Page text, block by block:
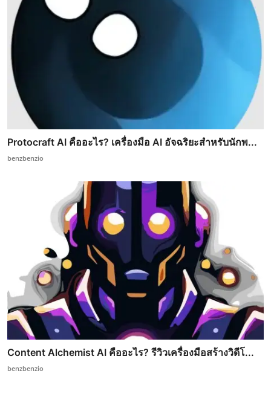
Protocraft AI คืออะไร? เครื่องมือ AI อัจฉริยะสำหรับนักพ...
benzbenzio
Content Alchemist AI คืออะไร? รีวิวเครื่องมือสร้างวิดีโ...
benzbenzio